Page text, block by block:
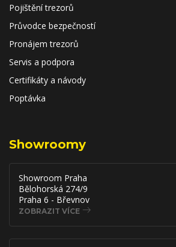
Pojištění trezorů
Průvodce bezpečností
Pronájem trezorů
Servis a podpora
Certifikáty a návody
Poptávka
Showroomy
Showroom Praha
Bělohorská 274/9
Praha 6 - Břevnov
ZOBRAZIT VÍCE